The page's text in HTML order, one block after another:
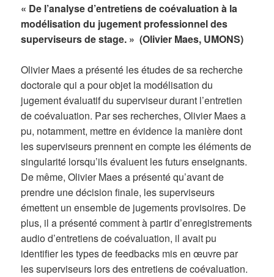
« De l’analyse d’entretiens de coévaluation à la
modélisation du jugement professionnel des
superviseurs de stage. » (Olivier Maes, UMONS)
Olivier Maes a présenté les études de sa recherche
doctorale qui a pour objet la modélisation du
jugement évaluatif du superviseur durant l’entretien
de coévaluation. Par ses recherches, Olivier Maes a
pu, notamment, mettre en évidence la manière dont
les superviseurs prennent en compte les éléments de
singularité lorsqu’ils évaluent les futurs enseignants.
De même, Olivier Maes a présenté qu’avant de
prendre une décision finale, les superviseurs
émettent un ensemble de jugements provisoires. De
plus, il a présenté comment à partir d’enregistrements
audio d’entretiens de coévaluation, il avait pu
identifier les types de feedbacks mis en œuvre par
les superviseurs lors des entretiens de coévaluation.